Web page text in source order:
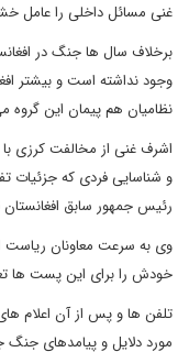
غنی مسائل داخلی را عامل
برخلاف سال ها جنگ در
وجود نداشته است و بیشتر
نظامیان هم پیمان این گروه
اشرف غنی از مخالفت کرزی
و شناسایی فردی که جزئیات
رئیس جمهور سابق افغانستان
وی به سرعت معاونان ریاست
خودش را برای این پست ها
تلفن ها و پس از آن اعلام
مورد دلایل و پیامدهای